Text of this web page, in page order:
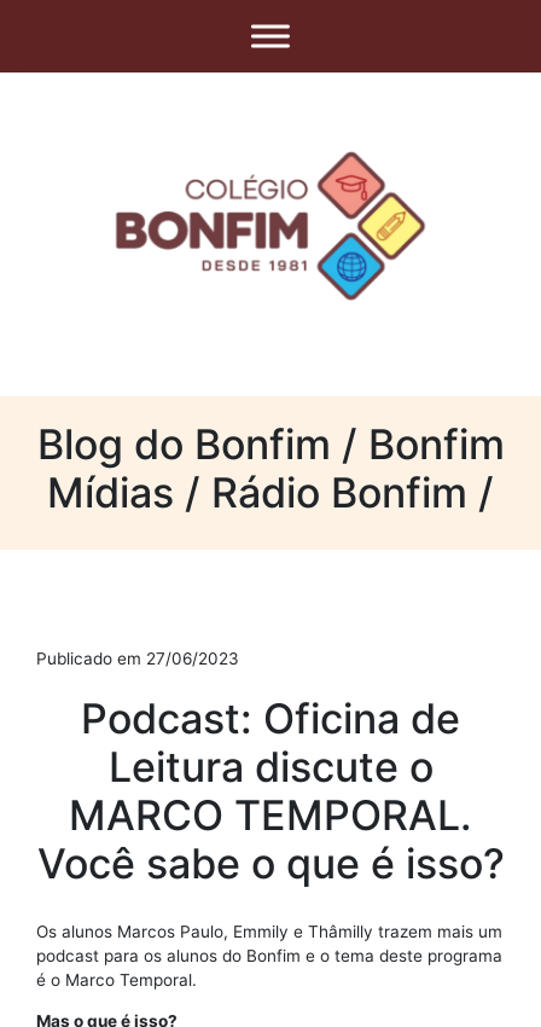
Blog do Bonfim / Bonfim
Mídias / Rádio Bonfim /
Publicado em 27/06/2023
Podcast: Oficina de
Leitura discute o
MARCO TEMPORAL.
Você sabe o que é isso?
Os alunos Marcos Paulo, Emmily e Thâmilly trazem mais um
podcast para os alunos do Bonfim e o tema deste programa
é o Marco Temporal.
Mas o que é isso?